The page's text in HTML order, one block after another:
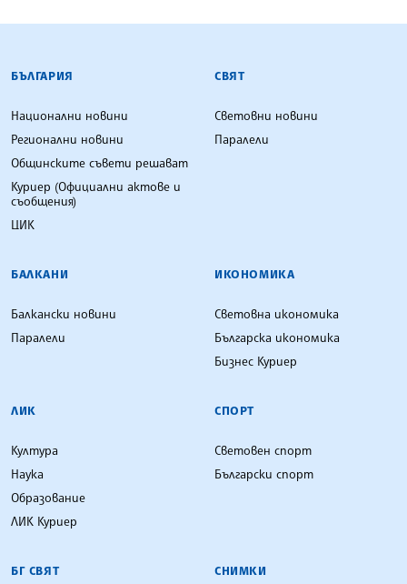
БЪЛГАРСКА ТЕЛЕГРАФНА АГЕНЦИЯ
БЪЛГАРИЯ
Национални новини
Регионални новини
Общинските съвети решават
Куриер (Официални актове и
съобщения)
ЦИК
СВЯТ
Световни новини
Паралели
БАЛКАНИ
Балкански новини
Паралели
ИКОНОМИКА
Световна икономика
Българска икономика
Бизнес Куриер
ЛИК
Култура
Наука
Образование
ЛИК Куриер
СПОРТ
Световен спорт
Български спорт
БГ СВЯТ СНИМКИ